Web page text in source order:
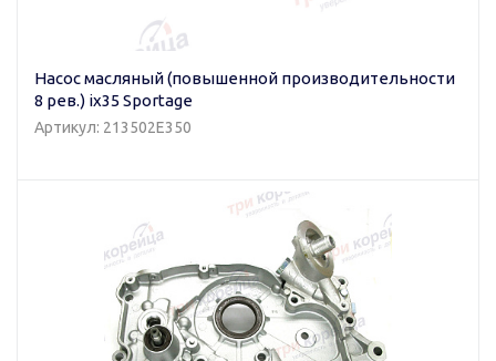
Насос масляный (повышенной производительности
8 рев.) ix35 Sportage
Артикул: 213502E350